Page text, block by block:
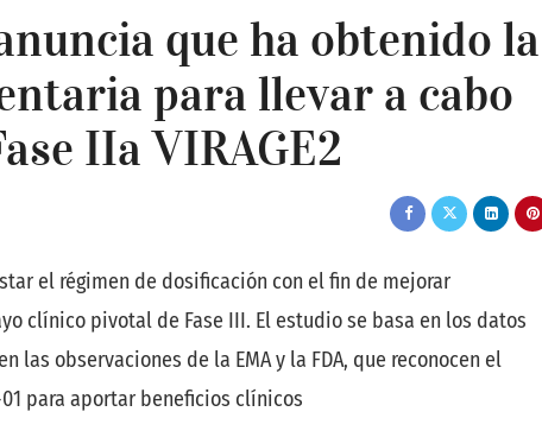
que ha obtenido la
para llevar a cabo
IIa VIRAGE2
el régimen de dosificación con el fin de mejorar
clínico pivotal de Fase III. El estudio se basa en los datos
las observaciones de la EMA y la FDA, que reconocen el
para aportar beneficios clínicos